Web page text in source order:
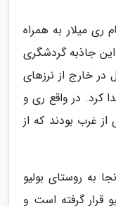
به نام ری میلار به همراه
جاذبه گردشگری
در خارج از نرزهای
کرد. در واقع ری و
از غرب بودند که از
به روستای بولیو
قرار گرفته است و